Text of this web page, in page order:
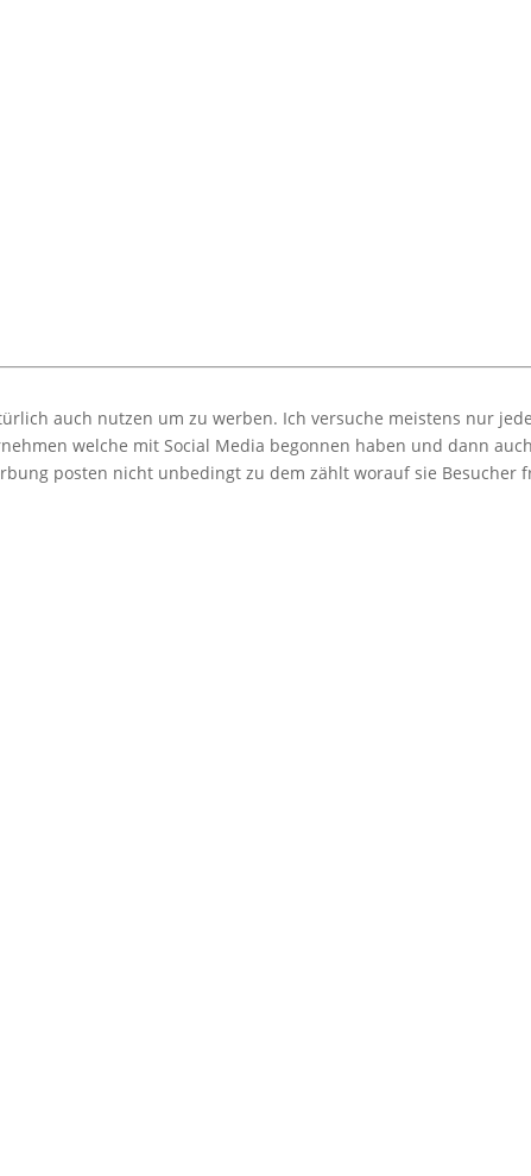
auch nutzen um zu werben. Ich versuche meistens nur
welche mit Social Media begonnen haben und dann
posten nicht unbedingt zu dem zählt worauf sie Besucher